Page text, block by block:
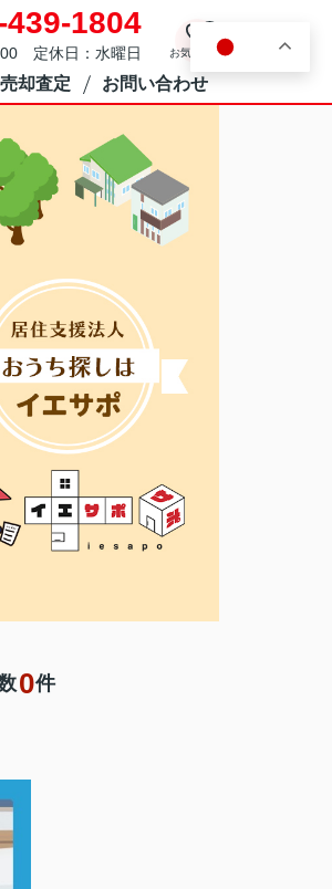
439-1804
定休日：水曜日 お気に入り
却査定 お問い合わせ
0件